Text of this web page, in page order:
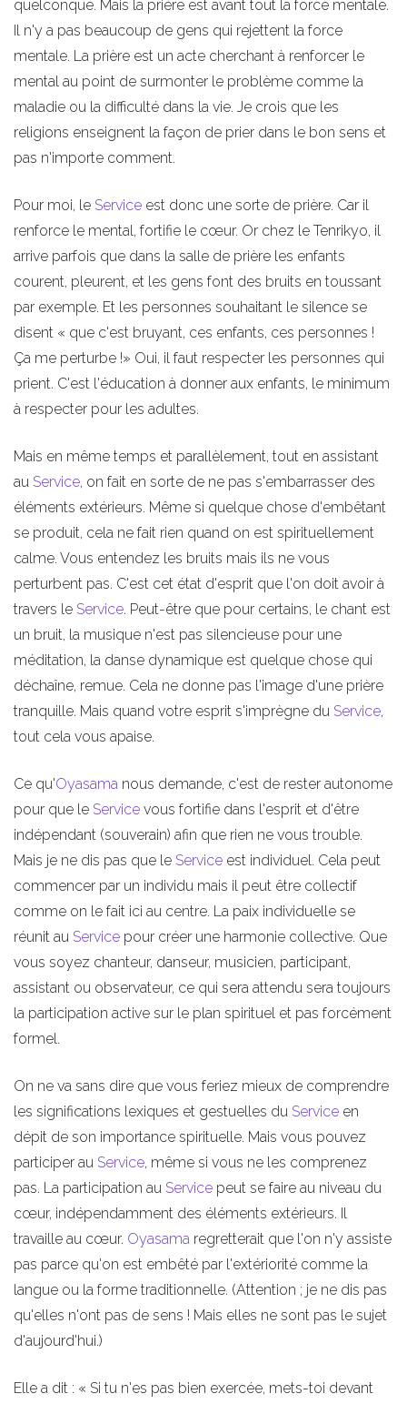
quelconque. Mais la prière est avant tout la force mentale.
Il n'y a pas beaucoup de gens qui rejettent la force
mentale. La prière est un acte cherchant à renforcer le
mental au point de surmonter le problème comme la
maladie ou la difficulté dans la vie. Je crois que les
religions enseignent la façon de prier dans le bon sens et
pas n'importe comment.
Pour moi, le Service est donc une sorte de prière. Car il
renforce le mental, fortifie le cœur. Or chez le Tenrikyo, il
arrive parfois que dans la salle de prière les enfants
courent, pleurent, et les gens font des bruits en toussant
par exemple. Et les personnes souhaitant le silence se
disent « que c'est bruyant, ces enfants, ces personnes !
Ça me perturbe !» Oui, il faut respecter les personnes qui
prient. C'est l'éducation à donner aux enfants, le minimum
à respecter pour les adultes.
Mais en même temps et parallèlement, tout en assistant
au Service, on fait en sorte de ne pas s'embarrasser des
éléments extérieurs. Même si quelque chose d'embêtant
se produit, cela ne fait rien quand on est spirituellement
calme. Vous entendez les bruits mais ils ne vous
perturbent pas. C'est cet état d'esprit que l'on doit avoir à
travers le Service. Peut-être que pour certains, le chant est
un bruit, la musique n'est pas silencieuse pour une
méditation, la danse dynamique est quelque chose qui
déchaîne, remue. Cela ne donne pas l'image d'une prière
tranquille. Mais quand votre esprit s'imprègne du Service,
tout cela vous apaise.
Ce qu'Oyasama nous demande, c'est de rester autonome
pour que le Service vous fortifie dans l'esprit et d'être
indépendant (souverain) afin que rien ne vous trouble.
Mais je ne dis pas que le Service est individuel. Cela peut
commencer par un individu mais il peut être collectif
comme on le fait ici au centre. La paix individuelle se
réunit au Service pour créer une harmonie collective. Que
vous soyez chanteur, danseur, musicien, participant,
assistant ou observateur, ce qui sera attendu sera toujours
la participation active sur le plan spirituel et pas forcément
formel.
On ne va sans dire que vous feriez mieux de comprendre
les significations lexiques et gestuelles du Service en
dépit de son importance spirituelle. Mais vous pouvez
participer au Service, même si vous ne les comprenez
pas. La participation au Service peut se faire au niveau du
cœur, indépendamment des éléments extérieurs. Il
travaille au cœur. Oyasama regretterait que l'on n'y assiste
pas parce qu'on est embêté par l'extériorité comme la
langue ou la forme traditionnelle. (Attention ; je ne dis pas
qu'elles n'ont pas de sens ! Mais elles ne sont pas le sujet
d'aujourd'hui.)
Elle a dit : « Si tu n'es pas bien exercée, mets-toi devant